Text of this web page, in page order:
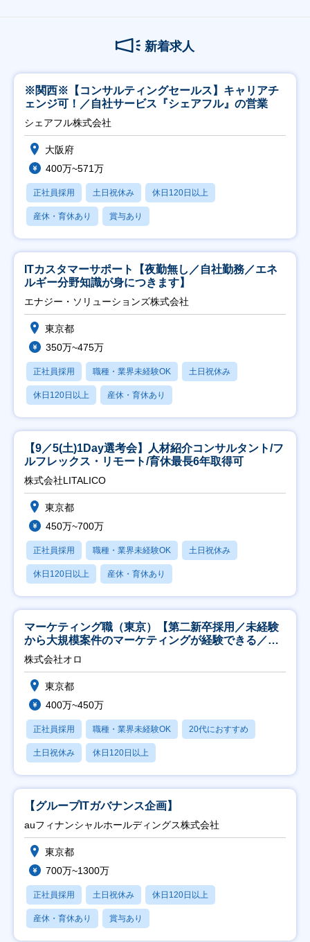
新着求人
※関西※【コンサルティングセールス】キャリアチ
ェンジ可！／自社サービス『シェアフル』の営業
シェアフル株式会社
大阪府
400万~571万
正社員採用 土日祝休み 休日120日以上
産休・育休あり 賞与あり
ITカスタマーサポート【夜勤無し／自社勤務／エネ
ルギー分野知識が身につきます】
エナジー・ソリューションズ株式会社
東京都
350万~475万
正社員採用 職種・業界未経験OK 土日祝休み
休日120日以上 産休・育休あり
【9／5(土)1Day選考会】人材紹介コンサルタント/フ
ルフレックス・リモート/育休最長6年取得可
株式会社LITALICO
東京都
450万~700万
正社員採用 職種・業界未経験OK 土日祝休み
休日120日以上 産休・育休あり
マーケティング職（東京）【第二新卒採用／未経験
から大規模案件のマーケティングが経験できる／研
修充実】
株式会社オロ
東京都
400万~450万
正社員採用 職種・業界未経験OK 20代におすすめ
土日祝休み 休日120日以上
【グループITガバナンス企画】
auフィナンシャルホールディングス株式会社
東京都
700万~1300万
正社員採用 土日祝休み 休日120日以上
産休・育休あり 賞与あり